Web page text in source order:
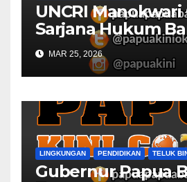
UNCRI Manokwari
Sarjana Hukum
MAR 25, 2026
LINGKUNGAN PENDIDIKAN TELUK
Gubernur Papua